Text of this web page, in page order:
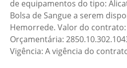
de equipamentos do tipo:
Bolsa de Sangue a serem
Hemorrede. Valor do contrato:
Orçamentária:
Vigência: A vigência do